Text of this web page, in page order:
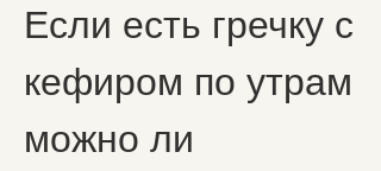
Если есть гречку с
кефиром по утрам
можно ли